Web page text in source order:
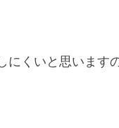
にくいと思います